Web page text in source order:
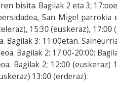
bisita. Bagilak 2 eta 3;
San Migel
15:30 (euskeraz), 17:00
Bagilak 3: 11:00etan.
Bagilak 2: 17:00-20:00;
Bagilak 2; 12:00 (euskeraz)
13:00 (erderaz).